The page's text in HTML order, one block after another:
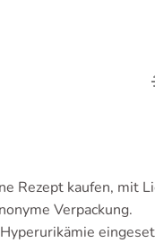
Rezept kaufen, mit
Verpackung.